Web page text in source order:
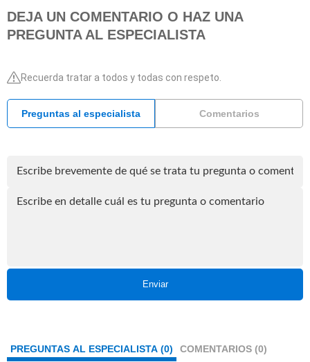
DEJA UN COMENTARIO O HAZ UNA
PREGUNTA AL ESPECIALISTA
Recuerda tratar a todos y todas con respeto.
Preguntas al especialista Comentarios
Enviar
PREGUNTAS AL ESPECIALISTA (0) COMENTARIOS (0)